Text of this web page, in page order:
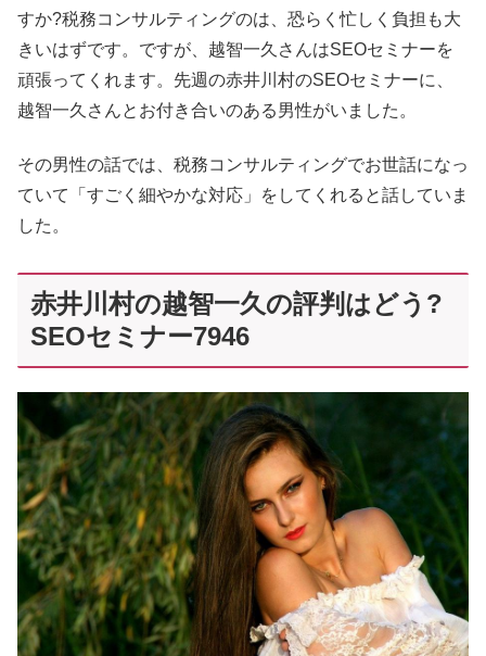
すか?税務コンサルティングのは、恐らく忙しく負担も大
きいはずです。ですが、越智一久さんはSEOセミナーを
頑張ってくれます。先週の赤井川村のSEOセミナーに、
越智一久さんとお付き合いのある男性がいました。
その男性の話では、税務コンサルティングでお世話になっ
ていて「すごく細やかな対応」をしてくれると話していま
した。
赤井川村の越智一久の評判はどう?
SEOセミナー7946